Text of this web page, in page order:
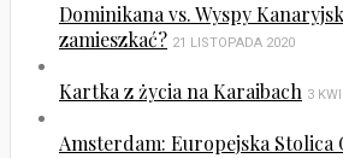
Dominikana vs. Wyspy
zamieszkać? 21 LISTOPADA 2020
Kartka z życia na Karaibach 3
Amsterdam: Europejska Stolica